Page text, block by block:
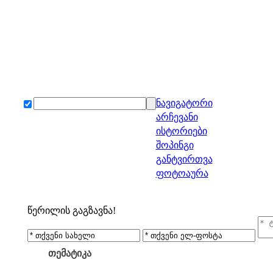
ნავიგატორი
არჩევანი
ისტორიები
შოპინგი
განტვირთვა
ფოტოაურა
წერილის გაგზავნა!
თემატიკა